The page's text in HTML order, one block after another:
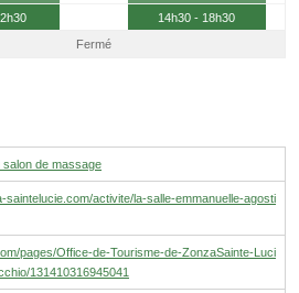
14h30 - 18h30
Fermé
salon de massage
saintelucie.com/activite/la-salle-emmanuelle-agosti
pages/Office-de-Tourisme-de-ZonzaSainte-Luci
131410316945041